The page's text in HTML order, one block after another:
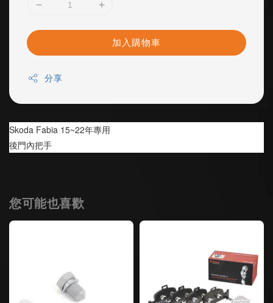
加入購物車
分享
Skoda Fabia 15~22年專用
後門內把手
您可能也喜歡